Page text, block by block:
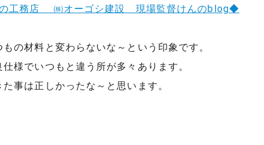
の材料と変わらないな～という印象です。
様でいつもと違う所が多々あります。
事は正しかったな～と思います。